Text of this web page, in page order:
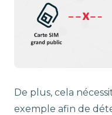
De plus, cela
exemple afin de